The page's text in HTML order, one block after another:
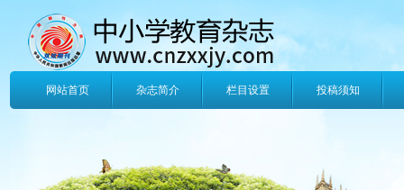
网站首页 杂志简介 栏目设置 投稿须知